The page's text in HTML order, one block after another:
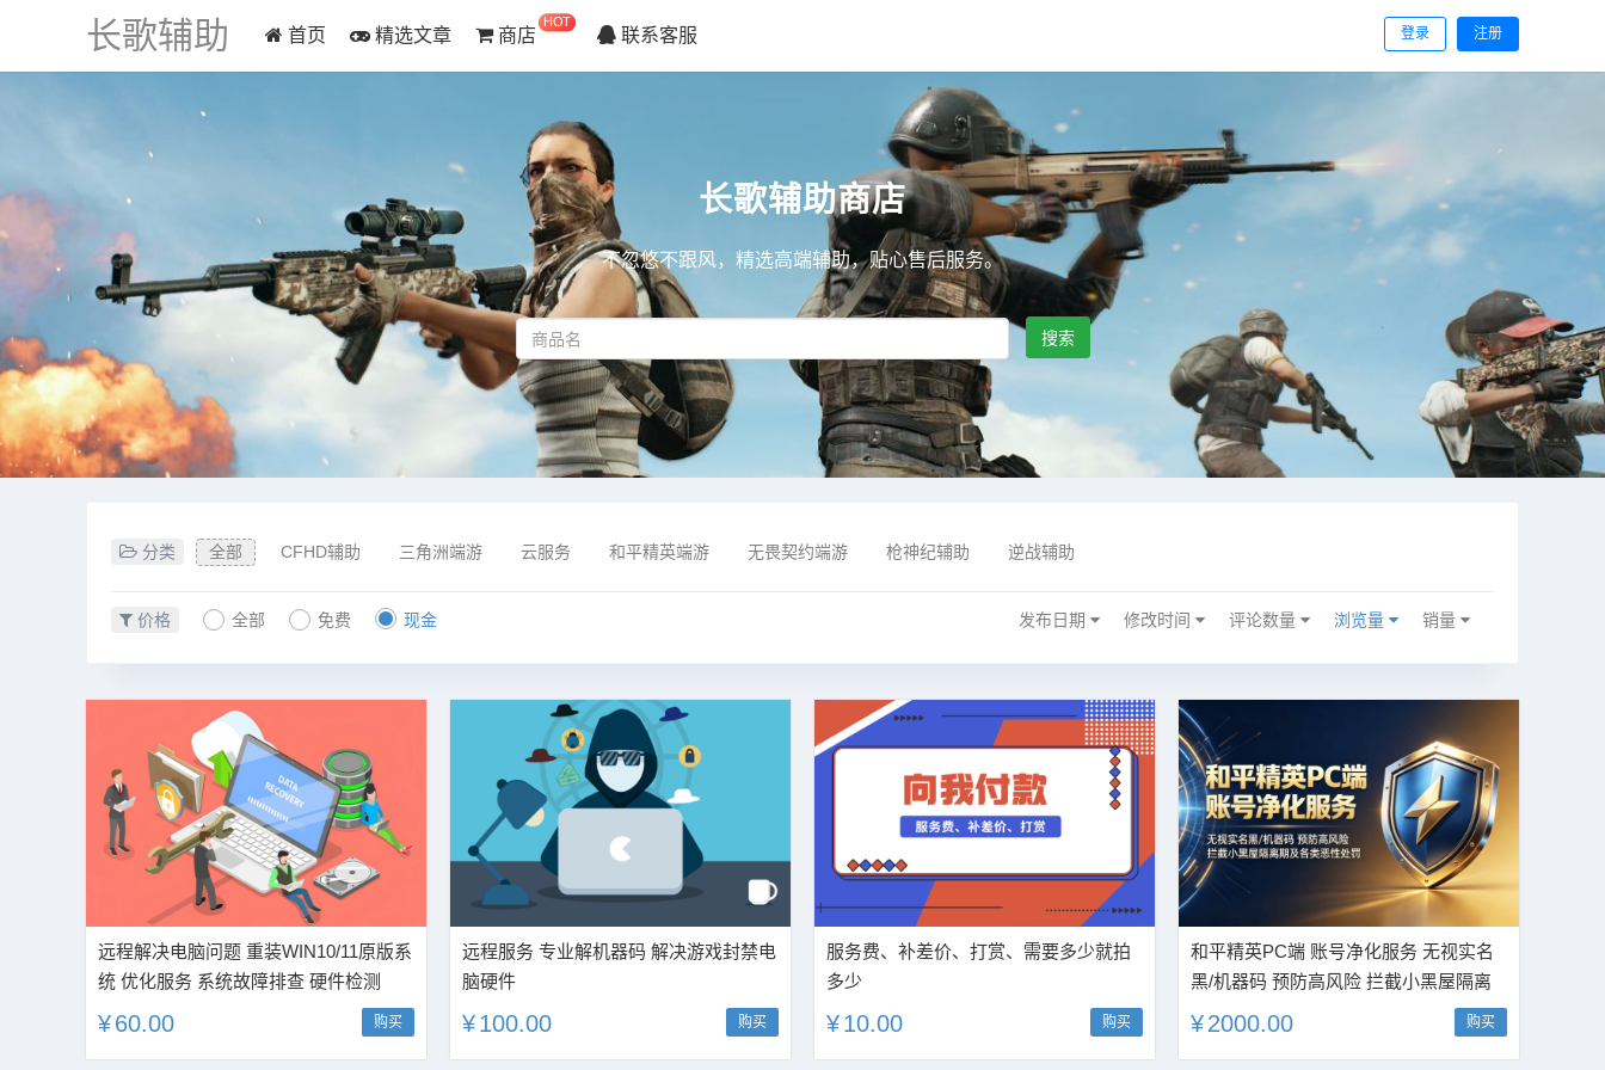
长歌辅助 登录 注册
首页 精选文章 商店
HOT
联系客服
长歌辅助商店
不忽悠不跟风，精选高端辅助，贴心售后服务。
搜索
分类 全部 CFHD辅助 三角洲端游 云服务 和平精英端游 无畏契约端游 枪神纪辅助 逆战辅助
价格 全部 免费 现金 发布日期 修改时间 评论数量 浏览量 销量
远程解决电脑问题 重装WIN10/11原版系
统 优化服务 系统故障排查 硬件检测
¥60.00 购买
远程服务 专业解机器码 解决游戏封禁电
脑硬件
¥100.00 购买
服务费、补差价、打赏、需要多少就拍
多少
¥10.00 购买
和平精英PC端 账号净化服务 无视实名
黑/机器码 预防高风险 拦截小黑屋隔离
期及各类恶性处罚
¥2000.00 购买